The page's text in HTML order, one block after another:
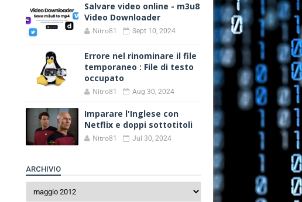
Salvare video online - m3u8
Video Downloader
Nitro81 Sept 10, 2024
Errore nel rinominare il file
temporaneo : File di testo
occupato
Nitro81 Aug 30, 2024
Imparare l'Inglese con
Netflix e doppi sottotitoli
Nitro81 Jul 30, 2024
ARCHIVIO